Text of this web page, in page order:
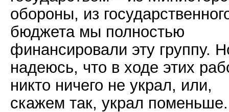
обороны, из
бюджета мы полностью
финансировали эту группу.
надеюсь, что в ходе этих
никто ничего не украл, или,
скажем так, украл поменьше.